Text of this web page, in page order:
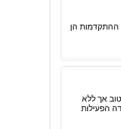
ההתקדמות הן
אך ללא
הפעילות